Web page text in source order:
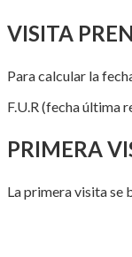
VISITA
Para calcular la
F.U.R (fecha última
PRIMERA
La primera visita se